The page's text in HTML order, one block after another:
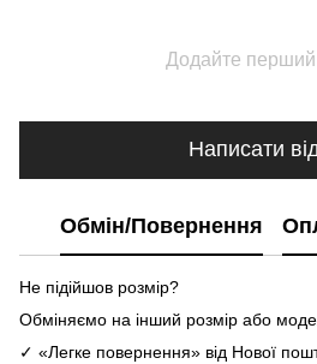
Додайте перший
Написати
Обмін/Повернення
Не підійшов розмір?
Обміняємо на інший розмір або
✓ «Легке повернення» від Нової